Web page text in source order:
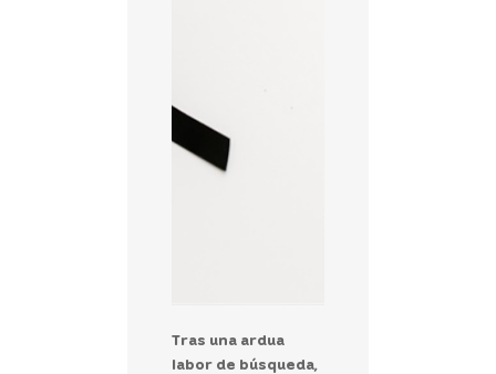
Tras una ardua
labor de búsqueda,